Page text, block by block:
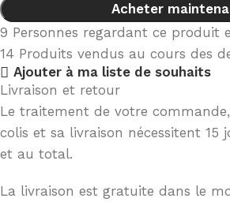
Acheter
9 Personnes regardant ce produit
14 Produits vendus au cours des
Ajouter à ma liste de souhaits
Livraison et retour
Le traitement de votre
colis et sa livraison nécessitent 15
et au total.
La livraison est gratuite dans le